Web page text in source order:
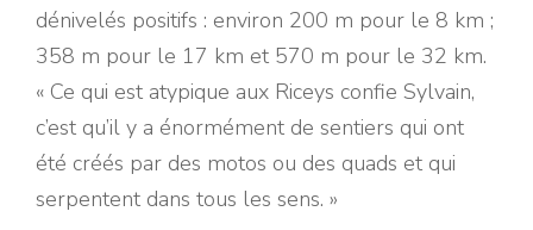
dénivelés positifs : environ 200 m pour le 8 km ;
358 m pour le 17 km et 570 m pour le 32 km.
« Ce qui est atypique aux Riceys confie Sylvain,
c’est qu’il y a énormément de sentiers qui ont
été créés par des motos ou des quads et qui
serpentent dans tous les sens. »